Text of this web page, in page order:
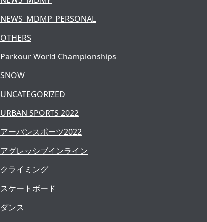
NEWS_MDMP_PERSONAL
OTHERS
Parkour World Championships
SNOW
UNCATEGORIZED
URBAN SPORTS 2022
アーバンスポーツ2022
アグレッシブインライン
クライミング
スケートボード
ダンス